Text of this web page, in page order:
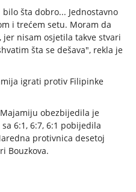
šta dobro... Jednostavno
i trećem setu. Moram da
nisam osjetila takve stvari
šta se dešava", rekla je
igrati protiv Filipinke
obezbijedila je
6:1, 6:7, 6:1 pobijedila
protivnica desetoj
Bouzkova.